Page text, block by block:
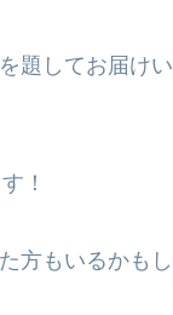
題してお届けい
！
方もいるかもし